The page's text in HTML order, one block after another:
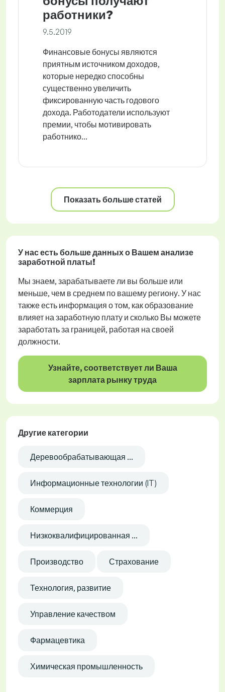
работники?
9.5.2019
Финансовые бонусы являются
приятным источником доходов,
которые нередко способны
существенно увеличить
фиксированную часть годового
дохода. Работодатели используют
премии, чтобы мотивировать
работнико...
Показать больше статей
У нас есть больше данных о Вашем анализе
заработной платы!
Мы знаем, зарабатываете ли вы больше или
меньше, чем в среднем по вашему региону. У нас
также есть информация о том, как образование
влияет на заработную плату и сколько Вы можете
заработать за границей, работая на своей
должности.
Узнайте, соответствует ли Ваша
зарплата рынку труда
Другие категории
Деревообрабатывающая ...
Информационные технологии (IT)
Коммерция
Низкоквалифицированная ...
Производство Страхование
Технология, развитие
Управление качеством
Фармацевтика
Химическая промышленность